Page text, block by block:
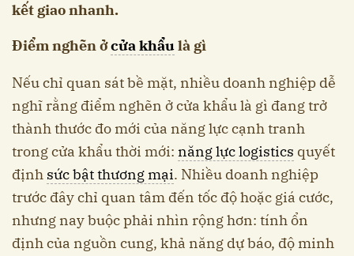
kết giao nhanh.
Điểm nghẽn ởcửa khẩulà gì
Nếu chỉ quan sát bề mặt, nhiều doanh nghiệp dễ
nghĩ rằng điểm nghẽn ở cửa khẩu là gì đang trở
thành thước đo mới của năng lực cạnh tranh
trong cửa khẩu thời mới: năng lực logistics quyết
định sức bật thương mại. Nhiều doanh nghiệp
trước đây chỉ quan tâm đến tốc độ hoặc giá cước,
nhưng nay buộc phải nhìn rộng hơn: tính ổn
định của nguồn cung, khả năng dự báo, độ minh